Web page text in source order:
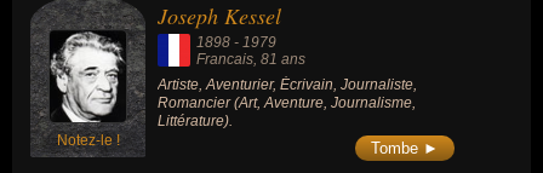
aux « Modérés » (1936). Élu à l'Académie
française en 1932, il évolue vers le fascisme
dans les années 1930, devient artisan d'un
rapprochement franco-allemand, et durant la
Seconde Guerre mondiale, devient une
figure de la collaboration avec l'occupant
nazi. Nommé ministre de l'Éducation
nationale en 1942, il fait partie des « ultras »
et des derniers partisans du régime de Vichy
Notez-le !
Joseph Kessel
1898 - 1979
Francais, 81 ans
Artiste, Aventurier, Écrivain, Journaliste,
Romancier (Art, Aventure, Journalisme,
Littérature).
Tombe ►